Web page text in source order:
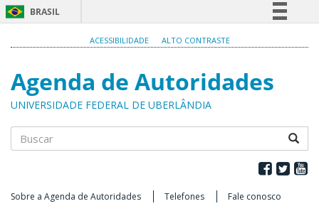
BRASIL
Participe
Acesso à informação
ACESSIBILIDADE ALTO CONTRASTE
Agenda de Autoridades
UNIVERSIDADE FEDERAL DE UBERLÂNDIA
Sobre a Agenda de Autoridades Telefones Fale conosco